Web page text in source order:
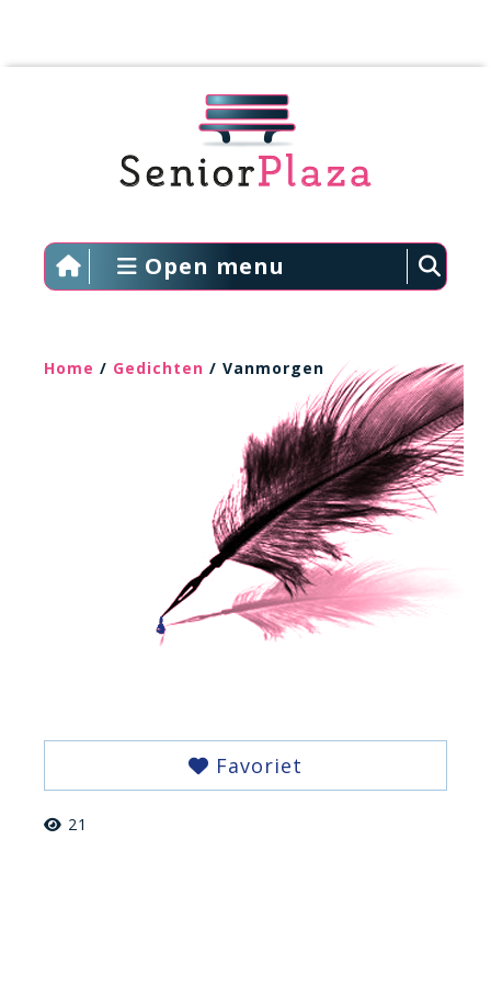
Open menu
Home / Gedichten / Vanmorgen
Favoriet
21